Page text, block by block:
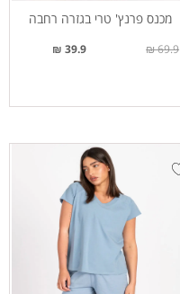
מכנס פרנץ' טרי בגזרה רחבה
39.9 ₪ 69.9 ₪